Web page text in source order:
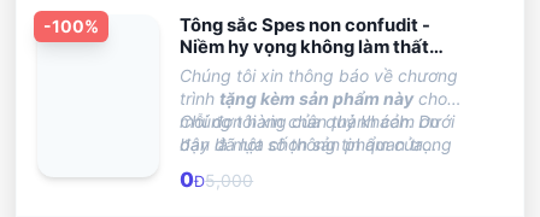
thời gian sau đó. Dự trù là
để làm chất liệu cho một
cuốn Tiểu Sử và một lần
nữa hi vọng mở ra một cái
nhìn thông thoáng về
những nhân vật kiệt xuất
nhất trong thời đại chúng
-100%
Tông sắc Spes non confudit -
Niềm hy vọng không làm thất
vọng
Chúng tôi xin thông báo về chương
trình tặng kèm sản phẩm nàycho
mỗi đơn hàng của quý khách. Dưới
đây là một số thông tin quan trọng
mà bạn nên biết:
Chúng tôi xin chân thành cảm ơn
bạn đã lựa chọn sản phẩm của
chúng tôi và hy vọng bạn sẽ hài lòng
với những gì chúng tôi mang lại!
0Đ5,000